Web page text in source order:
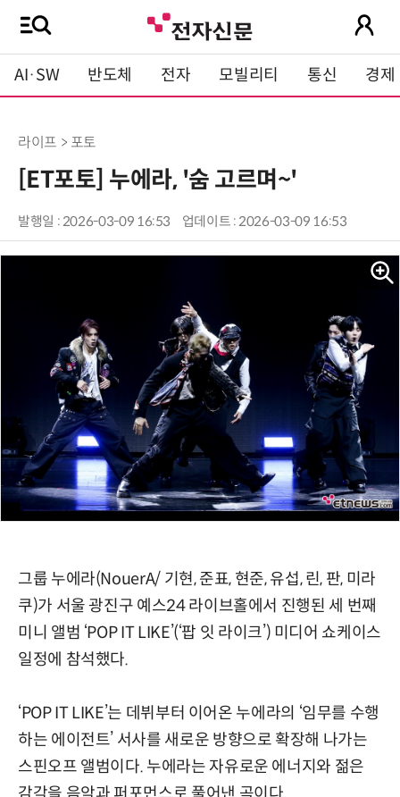
AI·SW 반도체 전자 모빌리티 통신 경제
라이프 > 포토
[ET포토] 누에라, '숨 고르며~'
발행일 : 2026-03-09 16:53 업데이트 : 2026-03-09 16:53
그룹 누에라(NouerA/ 기현, 준표, 현준, 유섭, 린, 판, 미라
쿠)가 서울 광진구 예스24 라이브홀에서 진행된 세 번째
미니 앨범 ‘POP IT LIKE’(‘팝 잇 라이크’) 미디어 쇼케이스
일정에 참석했다.
‘POP IT LIKE’는 데뷔부터 이어온 누에라의 ‘임무를 수행
하는 에이전트’ 서사를 새로운 방향으로 확장해 나가는
스핀오프 앨범이다. 누에라는 자유로운 에너지와 젊은